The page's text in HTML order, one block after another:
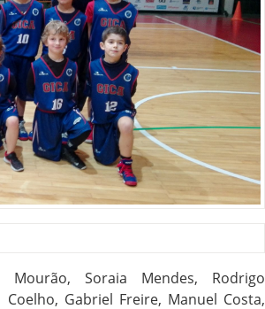
Soraia Mendes, Rodrigo
Gabriel Freire, Manuel Costa,